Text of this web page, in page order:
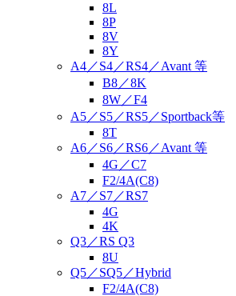
8L
8P
8V
8Y
A4／S4／RS4／Avant 等
B8／8K
8W／F4
A5／S5／RS5／Sportback等
8T
A6／S6／RS6／Avant 等
4G／C7
F2/4A(C8)
A7／S7／RS7
4G
4K
Q3／RS Q3
8U
Q5／SQ5／Hybrid
F2/4A(C8)